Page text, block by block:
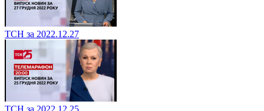
ТСН за 2022.12.27
ТСН за 2022.12.25